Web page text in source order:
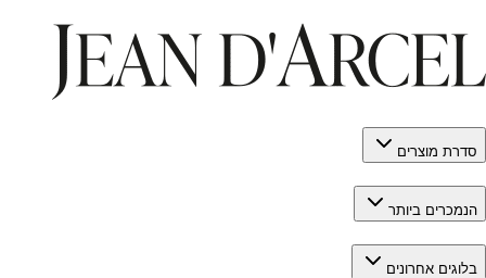
סדרת מוצרים
הנמכרים ביותר
בלוגים אחרונים